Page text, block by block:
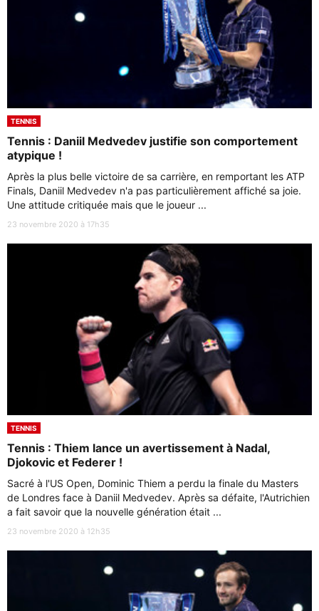
TENNIS
Tennis : Daniil Medvedev justifie son comportement
atypique !
Après la plus belle victoire de sa carrière, en remportant les ATP
Finals, Daniil Medvedev n'a pas particulièrement affiché sa joie.
Une attitude critiquée mais que le joueur ...
23 novembre 2020 à 17h35
TENNIS
Tennis : Thiem lance un avertissement à Nadal,
Djokovic et Federer !
Sacré à l'US Open, Dominic Thiem a perdu la finale du Masters
de Londres face à Daniil Medvedev. Après sa défaite, l'Autrichien
a fait savoir que la nouvelle génération était ...
23 novembre 2020 à 12h35